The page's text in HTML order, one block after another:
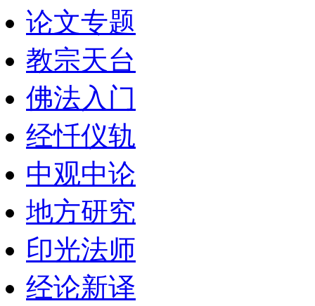
论文专题
教宗天台
佛法入门
经忏仪轨
中观中论
地方研究
印光法师
经论新译